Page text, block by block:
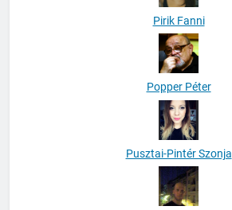
Pirik Fanni
Popper Péter
Pusztai-Pintér Szonja